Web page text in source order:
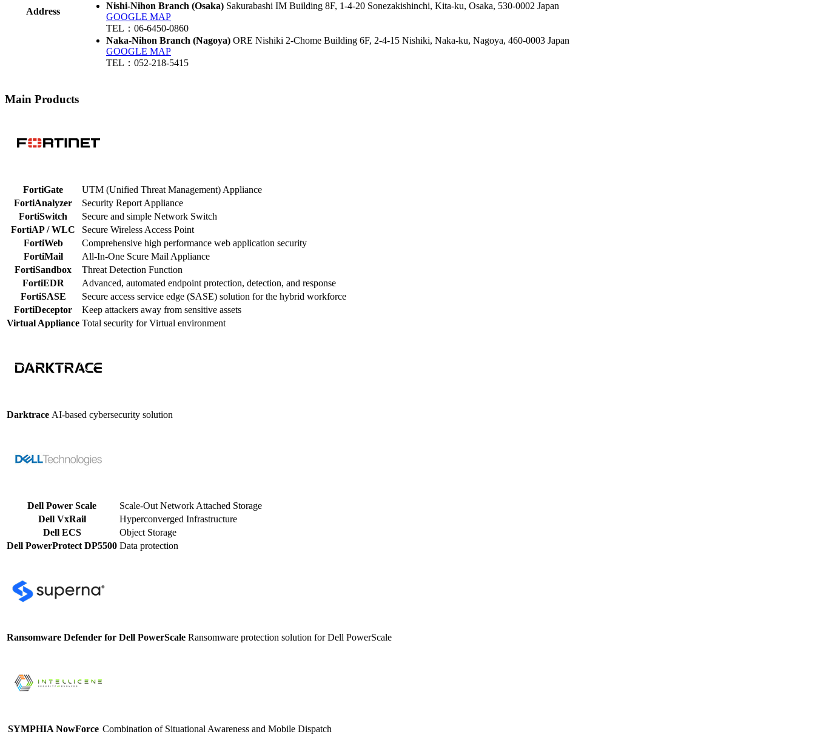
Address
Nishi-Nihon Branch (Osaka) Sakurabashi IM Building 8F, 1-4-20 Sonezakishinchi, Kita-ku, Osaka, 530-0002 Japan
GOOGLE MAP
TEL：06-6450-0860
Naka-Nihon Branch (Nagoya) ORE Nishiki 2-Chome Building 6F, 2-4-15 Nishiki, Naka-ku, Nagoya, 460-0003 Japan
GOOGLE MAP
TEL：052-218-5415
Main Products
FortiGate
UTM (Unified Threat Management) Appliance
FortiAnalyzer
Security Report Appliance
FortiSwitch
Secure and simple Network Switch
FortiAP / WLC
Secure Wireless Access Point
FortiWeb
Comprehensive high performance web application security
FortiMail
All-In-One Scure Mail Appliance
FortiSandbox
Threat Detection Function
FortiEDR
Advanced, automated endpoint protection, detection, and response
FortiSASE
Secure access service edge (SASE) solution for the hybrid workforce
FortiDeceptor
Keep attackers away from sensitive assets
Virtual Appliance Total security for Virtual environment
Darktrace AI-based cybersecurity solution
Dell Power Scale
Scale-Out Network Attached Storage
Dell VxRail
Hyperconverged Infrastructure
Dell ECS
Object Storage
Dell PowerProtect DP5500 Data protection
Ransomware Defender for Dell PowerScale Ransomware protection solution for Dell PowerScale
SYMPHIA NowForce Combination of Situational Awareness and Mobile Dispatch